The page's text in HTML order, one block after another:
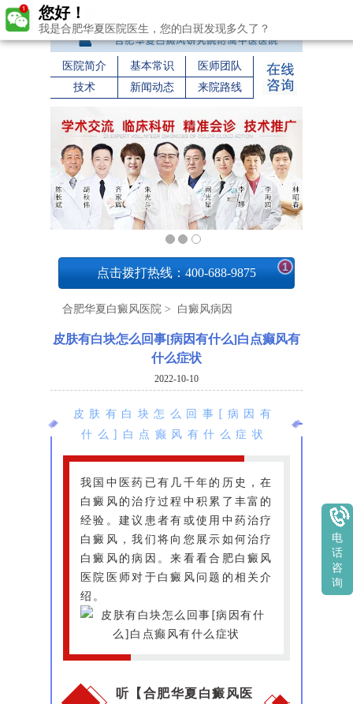
医院简介 基本常识
医师团队
技术
新闻动态 来院路线
点击拨打热线：400-688-9875 1
合肥华夏白癜风医院 > 白癜风病因
皮肤有白块怎么回事[病因有什么]白点癫风有
什么症状
2022-10-10
皮肤有白块怎么回事[病因有
什么]白点癫风有什么症状
我国中医药已有几千年的历史，在
白癜风的治疗过程中积累了丰富的
经验。建议患者有或使用中药治疗
白癜风，我们将向您展示如何治疗
白癜风的病因。来看看合肥白癜风
医院医师对于白癜风问题的相关介
绍。
听【合肥华夏白癜风医
您好！
我是合肥华夏医院医生，您的白斑发现多久了？
电
话
咨
询